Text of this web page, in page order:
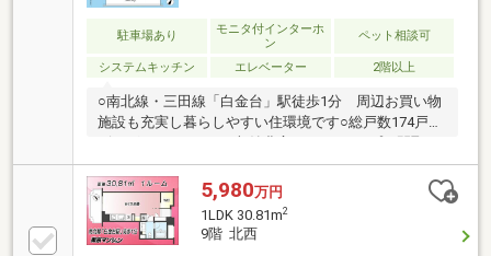
駐車場あり
モニタ付インターホ
ン
ペット相談可
システムキッチン エレベーター 2階以上
○南北線・三田線「白金台」駅徒歩1分 周辺お買い物
施設も充実し暮らしやすい住環境です○総戸数174戸の
ビッグコミュニティ○収納豊富な2LDKタイプの間取
り 和室の3枚の畳下が収納スペースになっておりま
す○現況引き渡し、リフォームでお好みの内装を実現
したい方にもおすすめです○ペット2匹まで飼育可（細
則有り）○オートロック・宅配ボックス完備○ご内覧予
約受付中です。 お気軽にお問い合わせください！
5,980万円
1LDK 30.81m2
9階 北西